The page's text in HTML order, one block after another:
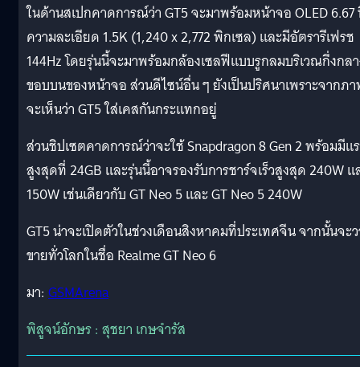
ในด้านสเปกคาดการณ์ว่า GT5 จะมาพร้อมหน้าจอ OLED 6.67
ความละเอียด 1.5K (1,240 x 2,772 พิกเซล) และมีอัตรารีเฟรช
144Hz โดยรุ่นนี้จะมาพร้อมกล้องเซลฟีแบบรูกลมบริเวณกึ่งกล
ขอบบนของหน้าจอ ส่วนดีไซน์อื่น ๆ ยังเป็นปริศนาเพราะจากภ
จะเห็นว่า GT5 ใส่เคสกันกระแทกอยู่
ส่วนชิปเซตคาดการณ์ว่าจะใช้ Snapdragon 8 Gen 2 พร้อมมีแ
สูงสุดที่ 24GB และรุ่นนี้อาจรองรับการชาร์จเร็วสูงสุด 240W แ
150W เช่นเดียวกับ GT Neo 5 และ GT Neo 5 240W
GT5 น่าจะเปิดตัวในช่วงเดือนสิงหาคมที่ประเทศจีน จากนั้นจะ
ขายทั่วโลกในชื่อ Realme GT Neo 6
มา: GSMArena
พิสูจน์อักษร : สุชยา เกษจำรัส